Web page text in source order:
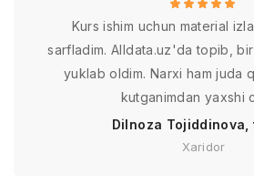
Kurs ishim uchun material
sarfladim. Alldata.uz'da topib,
yuklab oldim. Narxi ham juda
kutganimdan yaxshi
Dilnoza Tojiddinova,
Xaridor